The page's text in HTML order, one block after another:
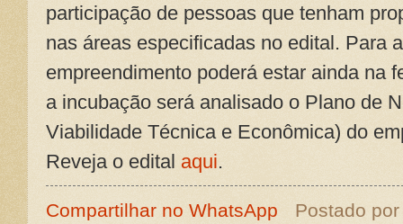
participação de pessoas que tenham
nas áreas especificadas no edital. Para
empreendimento poderá estar ainda na
a incubação será analisado o Plano de
Viabilidade Técnica e Econômica) do
Reveja o edital aqui.
Compartilhar no WhatsApp Postado